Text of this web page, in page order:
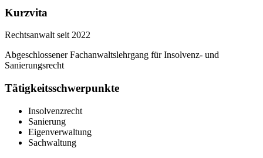
Kurzvita
Rechtsanwalt seit 2022
Abgeschlossener Fachanwaltslehrgang für Insolvenz- und
Sanierungsrecht
Tätigkeitsschwerpunkte
Insolvenzrecht
Sanierung
Eigenverwaltung
Sachwaltung